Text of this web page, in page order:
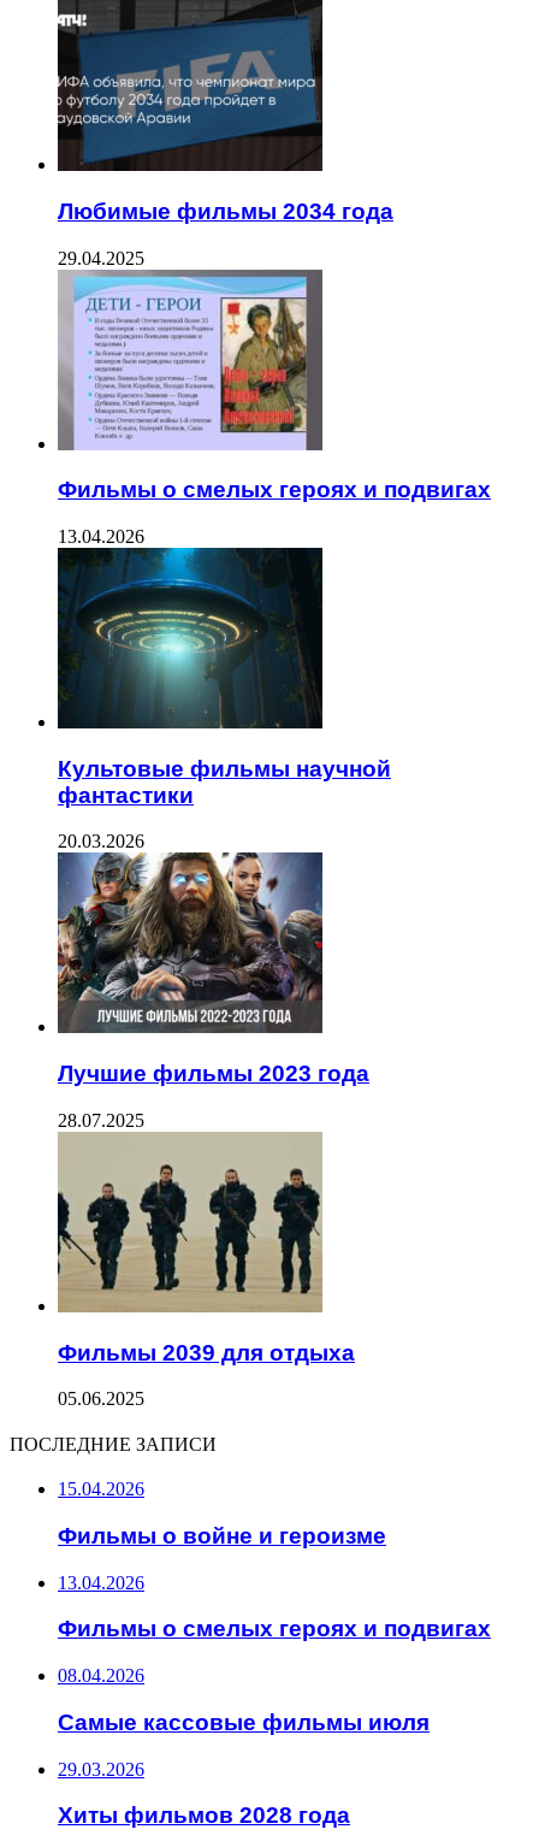
Любимые фильмы 2034 года
29.04.2025
Фильмы о смелых героях и подвигах
13.04.2026
Культовые фильмы научной
фантастики
20.03.2026
Лучшие фильмы 2023 года
28.07.2025
Фильмы 2039 для отдыха
05.06.2025
ПОСЛЕДНИЕ ЗАПИСИ
15.04.2026
Фильмы о войне и героизме
13.04.2026
Фильмы о смелых героях и подвигах
08.04.2026
Самые кассовые фильмы июля
29.03.2026
Хиты фильмов 2028 года